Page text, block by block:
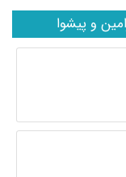
و پیشوا